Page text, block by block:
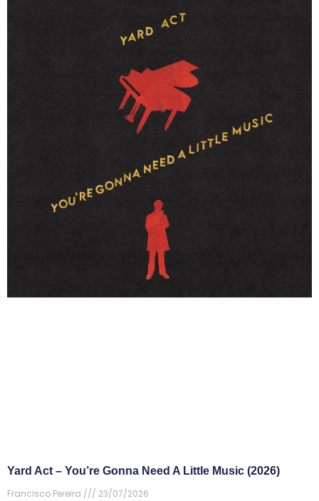
Yard Act – You’re Gonna Need A Little Music (2026)
Francisco Pereira
23/07/2026